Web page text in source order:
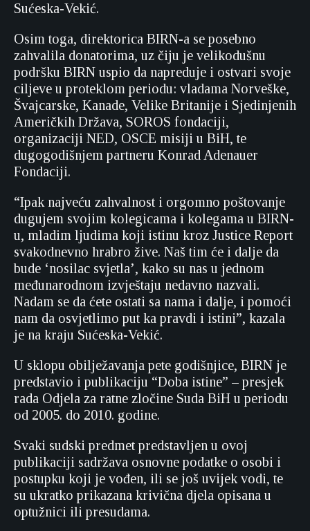
Sućeska-Vekić.
Osim toga, direktorica BIRN-a se posebno
zahvalila donatorima, uz čiju je velikodušnu
podršku BIRN uspio da napreduje i ostvari svoje
ciljeve u proteklom periodu: vladama Norveške,
Švajcarske, Kanade, Velike Britanije i Sjedinjenih
Američkih Država, SOROS fondaciji,
organizaciji NED, OSCE misiji u BiH, te
dugogodišnjem partneru Konrad Adenauer
Fondaciji.
“Ipak najveću zahvalnost i orgomno poštovanje
dugujem svojim kolegicama i kolegama u BIRN-
u, mladim ljudima koji istinu kroz Justice Report
svakodnevno hrabro žive. Naš tim će i dalje da
bude ‘nosilac svjetla’, kako su nas u jednom
međunarodnom izvještaju nedavno nazvali.
Nadam se da ćete ostati sa nama i dalje, i pomoći
nam da osvjetlimo put ka pravdi i istini”, kazala
je na kraju Sućeska-Vekić.
U sklopu obilježavanja pete godišnjice, BIRN je
predstavio i publikaciju “Doba istine” – presjek
rada Odjela za ratne zločine Suda BiH u periodu
od 2005. do 2010. godine.
Svaki sudski predmet predstavljen u ovoj
publikaciji sadržava osnovne podatke o osobi i
postupku koji je vođen, ili se još uvijek vodi, te
su ukratko prikazana krivična djela opisana u
optužnici ili presudama.